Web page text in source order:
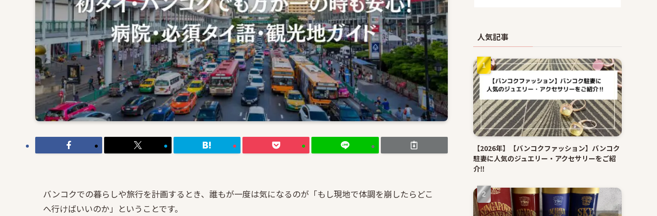
バンコクでの暮らしや旅行を計画するとき、誰もが一度は気になるのが「もし現地で体調を崩したらどこ
へ行けばいいのか」ということです。
人気記事
【2026年】【バンコクファッション】バンコク
駐妻に人気のジュエリー・アクセサリーをご紹
介‼